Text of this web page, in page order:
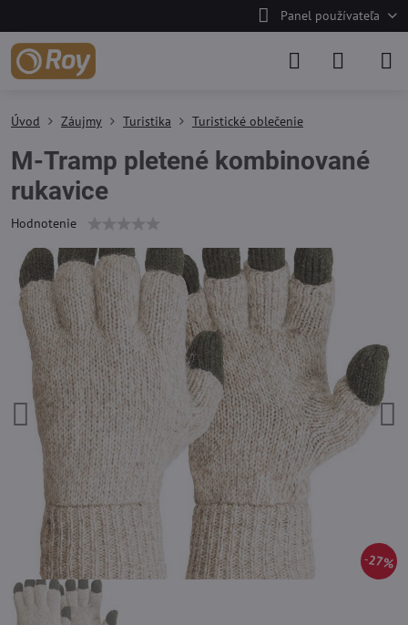
Panel používateľa
27%
Úvod Záujmy Turistika Turistické oblečenie
M-Tramp pletené kombinované
rukavice
Hodnotenie